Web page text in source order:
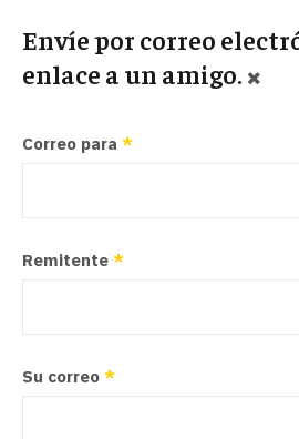
Envíe por correo
enlace a un amigo.
Correo para *
Remitente *
Su correo *